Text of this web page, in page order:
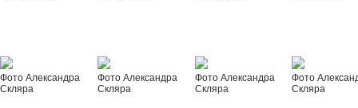
Фото Александра
Скляра
Фото Александра
Скляра
Фото Александра
Скляра
Фото
Скляра